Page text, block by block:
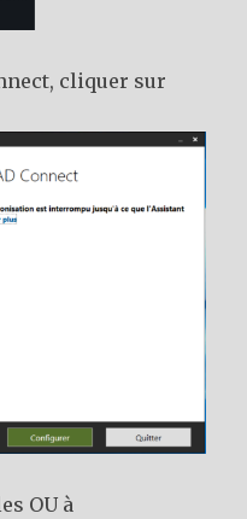
cliquer sur
OU à